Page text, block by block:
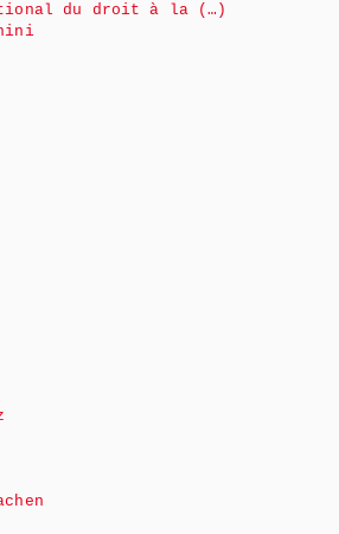
du droit à la (…)